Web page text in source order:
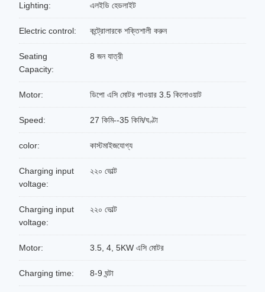
Lighting: এলইডি হেডলাইট
Electric control: কন্ট্রোলারকে শক্তিশালী করুন
Seating
Capacity:
8 জন যাত্রী
Motor: ডিপো এসি মোটর পাওয়ার 3.5 কিলোওয়াট
Speed: 27 কিমি--35 কিমি/ঘণ্টা
color: কাস্টমাইজযোগ্য
Charging input
voltage:
২২০ ভোল্ট
Charging input
voltage:
২২০ ভোল্ট
Motor: 3.5, 4, 5KW এসি মোটর
Charging time: 8-9 ঘন্টা